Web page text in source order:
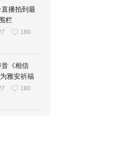
播拍到最
栏
180
《相信
雅安祈福
180